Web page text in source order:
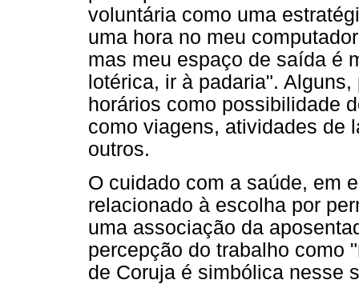
voluntária como uma
uma hora no meu
mas meu espaço de saída é
lotérica, ir à padaria".
horários como possibilidade
como viagens, atividades de
outros.
O cuidado com a saúde, em
relacionado à escolha por
uma associação da
percepção do trabalho como
de Coruja é simbólica nesse